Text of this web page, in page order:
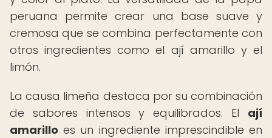
peruana permite crear una base suave y
cremosa que se combina perfectamente con
otros ingredientes como el ají amarillo y el
limón.
La causa limeña destaca por su combinación
de sabores intensos y equilibrados. El ají
amarillo es un ingrediente imprescindible en